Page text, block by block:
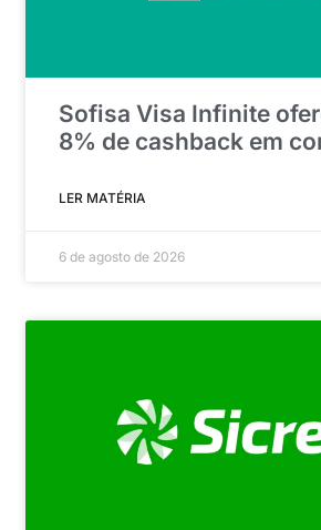
Sofisa Visa Infinite
8% de cashback em
LER MATÉRIA
6 de agosto de 2026